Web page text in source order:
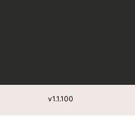
v1.1.100